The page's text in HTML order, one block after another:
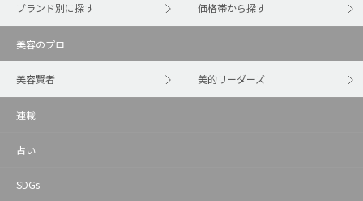
ブランド別に探す 価格帯から探す
美容のプロ
美容賢者 美的リーダーズ
連載
占い
SDGs